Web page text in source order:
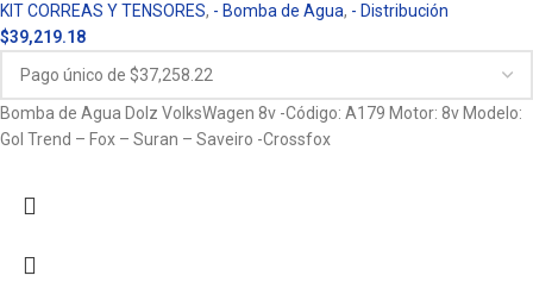
KIT CORREAS Y TENSORES, - Bomba de Agua, - Distribución
$39,219.18
Bomba de Agua Dolz VolksWagen 8v -Código: A179 Motor: 8v Modelo:
Gol Trend – Fox – Suran – Saveiro -Crossfox